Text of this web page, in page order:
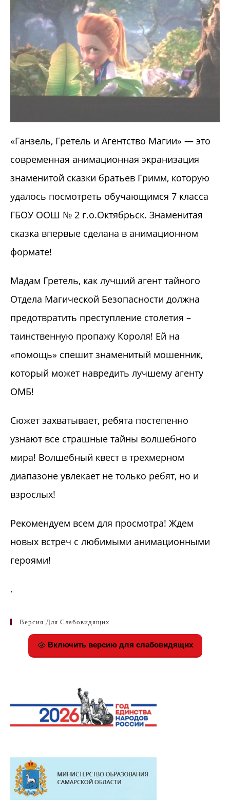
«Ганзель, Гретель и Агентство Магии» — это
современная анимационная экранизация
знаменитой сказки братьев Гримм, которую
удалось посмотреть обучающимся 7 класса
ГБОУ ООШ № 2 г.о.Октябрьск. Знаменитая
сказка впервые сделана в анимационном
формате!
Мадам Гретель, как лучший агент тайного
Отдела Магической Безопасности должна
предотвратить преступление столетия –
таинственную пропажу Короля! Ей на
«помощь» спешит знаменитый мошенник,
который может навредить лучшему агенту
ОМБ!
Сюжет захватывает, ребята постепенно
узнают все страшные тайны волшебного
мира! Волшебный квест в трехмерном
диапазоне увлекает не только ребят, но и
взрослых!
Рекомендуем всем для просмотра! Ждем
новых встреч с любимыми анимационными
героями!
.
Версия Для Слабовидящих
Включить версию для слабовидящих